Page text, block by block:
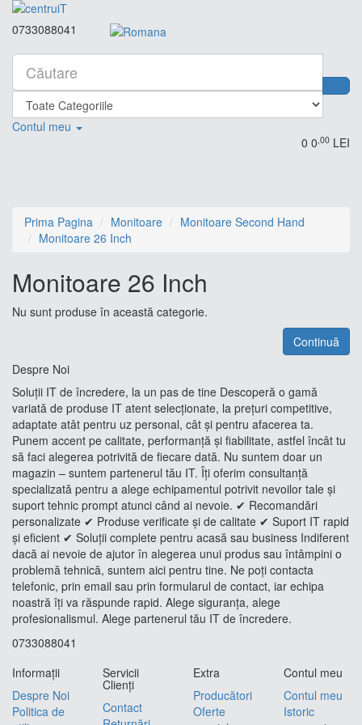
0733088041
Contul meu
0 0,00 LEI
Prima Pagina Monitoare
Monitoare Second Hand
Monitoare 26 Inch
Monitoare 26 Inch
Nu sunt produse în această categorie.
Continuă
Despre Noi
Soluții IT de încredere, la un pas de tine Descoperă o gamă
variată de produse IT atent selecționate, la prețuri competitive,
adaptate atât pentru uz personal, cât și pentru afacerea ta.
Punem accent pe calitate, performanță și fiabilitate, astfel încât tu
să faci alegerea potrivită de fiecare dată. Nu suntem doar un
magazin – suntem partenerul tău IT. Îți oferim consultanță
specializată pentru a alege echipamentul potrivit nevoilor tale și
suport tehnic prompt atunci când ai nevoie. ✔ Recomandări
personalizate ✔ Produse verificate și de calitate ✔ Suport IT rapid
și eficient ✔ Soluții complete pentru acasă sau business Indiferent
dacă ai nevoie de ajutor în alegerea unui produs sau întâmpini o
problemă tehnică, suntem aici pentru tine. Ne poți contacta
telefonic, prin email sau prin formularul de contact, iar echipa
noastră îți va răspunde rapid. Alege siguranța, alege
profesionalismul. Alege partenerul tău IT de încredere.
0733088041
Informaţii
Despre Noi
Politica de
Servicii
Clienţi
Contact
Extra
Producători
Oferte
Contul meu
Contul meu
Istoric